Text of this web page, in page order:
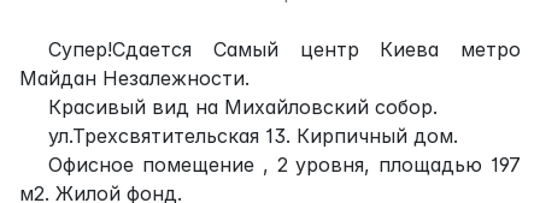
Супер!Сдается Самый центр Киева метро
Майдан Незалежности.
Красивый вид на Михайловский собор.
ул.Трехсвятительская 13. Кирпичный дом.
Офисное помещение , 2 уровня, площадью 197
м2. Жилой фонд.